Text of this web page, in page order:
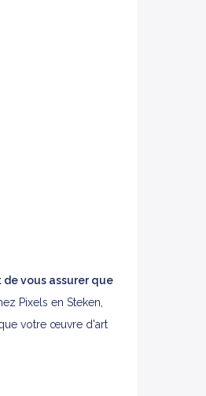
vous assurer que
Pixels en Steken,
votre œuvre d'art